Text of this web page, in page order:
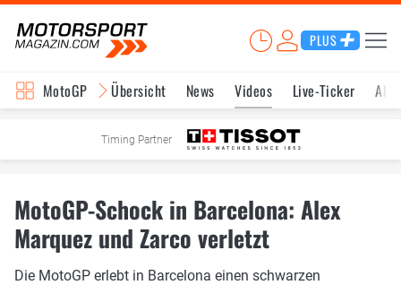
PLUS
MotoGP Übersicht News Videos Live-Ticker
Timing Partner
MotoGP-Schock in Barcelona: Alex
Marquez und Zarco verletzt
Die MotoGP erlebt in Barcelona einen schwarzen